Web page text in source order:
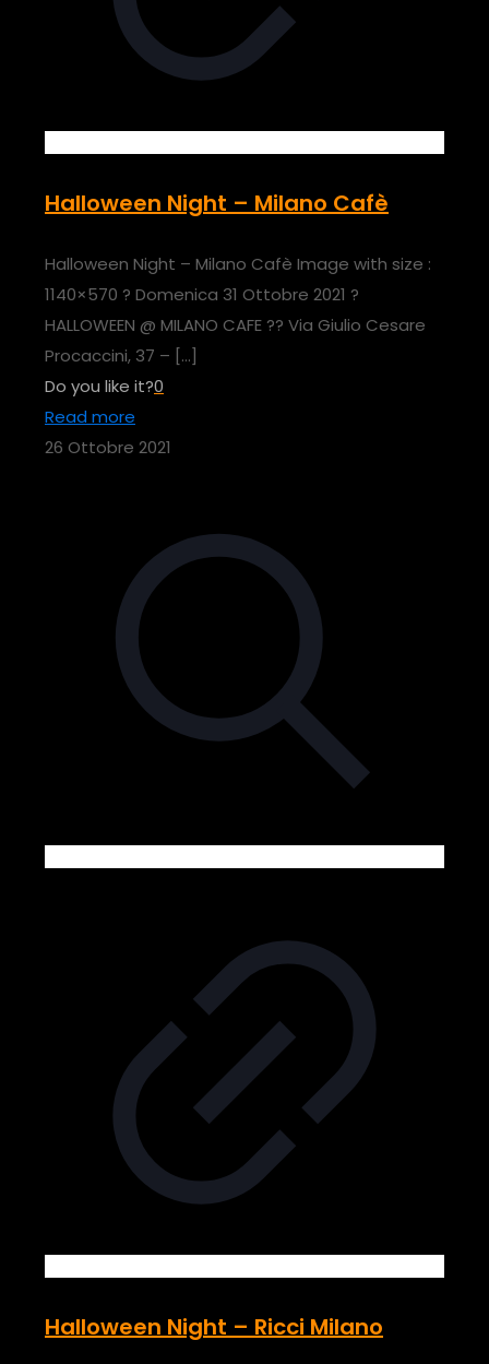
Halloween Night – Milano Cafè
Halloween Night – Milano Cafè Image with size :
1140×570 ? Domenica 31 Ottobre 2021 ?
HALLOWEEN @ MILANO CAFE ?? Via Giulio Cesare
Procaccini, 37 – […]
Do you like it?0
Read more
26 Ottobre 2021
Halloween Night – Ricci Milano